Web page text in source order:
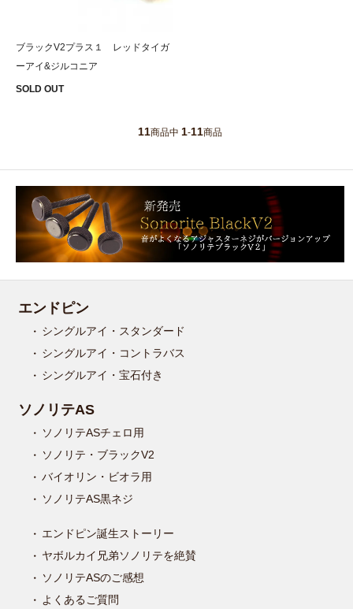
ブラックV2プラス１ レッドタイガ
ーアイ&ジルコニア
SOLD OUT
11商品中 1-11商品
エンドピン
シングルアイ・スタンダード
シングルアイ・コントラバス
シングルアイ・宝石付き
ソノリテAS
ソノリテASチェロ用
ソノリテ・ブラックV2
バイオリン・ビオラ用
ソノリテAS黒ネジ
エンドピン誕生ストーリー
ヤボルカイ兄弟ソノリテを絶賛
ソノリテASのご感想
よくあるご質問